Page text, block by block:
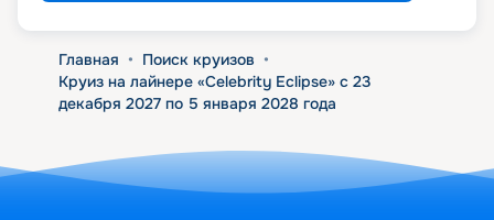
Главная • Поиск круизов •
Круиз на лайнере «Celebrity Eclipse» с 23
декабря 2027 по 5 января 2028 года